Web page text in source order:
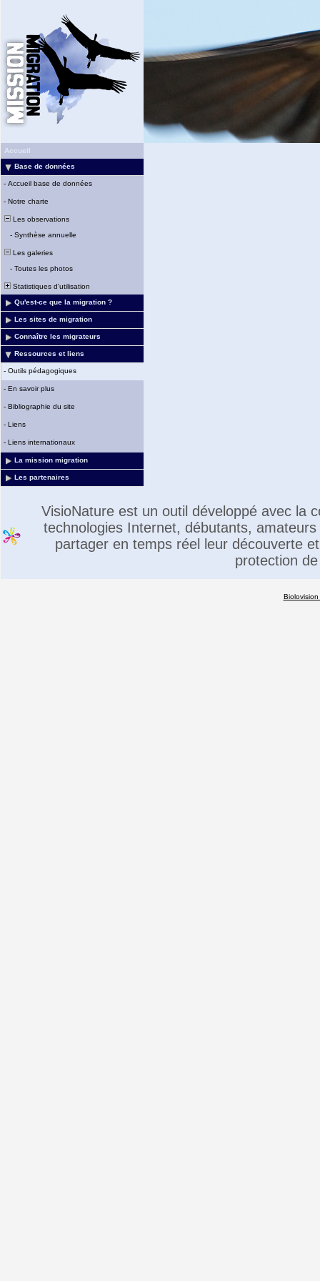
Accueil
Base de données
- Accueil base de données
- Notre charte
Les observations
- Synthèse annuelle
Les galeries
- Toutes les photos
Statistiques d'utilisation
Qu'est-ce que la migration ?
Les sites de migration
Connaître les migrateurs
Ressources et liens
- Outils pédagogiques
- En savoir plus
- Bibliographie du site
- Liens
- Liens internationaux
La mission migration
Les partenaires
VisioNature est un outil développé avec la
technologies Internet, débutants,
partager en temps réel leur découverte
protection
Biolovision